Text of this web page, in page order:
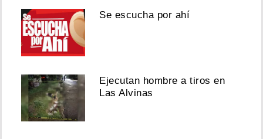
Se escucha por ahí
Ejecutan hombre a tiros en
Las Alvinas